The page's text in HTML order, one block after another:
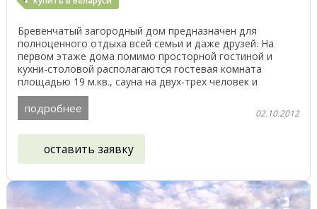
Бревенчатый загородный дом предназначен для
полноценного отдыха всей семьи и даже друзей. На
первом этаже дома помимо просторной гостиной и
кухни-столовой располагаются гостевая комната
площадью 19 м.кв., сауна на двух-трех человек и
санузел. Второй ...
подробнее 02.10.2012
оставить заявку